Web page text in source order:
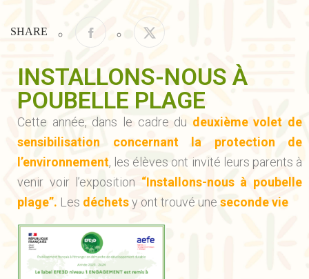
SHARE
INSTALLONS-NOUS À
POUBELLE PLAGE
Cette année, dans le cadre du deuxième volet de
sensibilisation concernant la protection de
l’environnement, les élèves ont invité leurs parents à
venir voir l’exposition “Installons-nous à poubelle
plage”. Les déchetsy ont trouvé une seconde vie